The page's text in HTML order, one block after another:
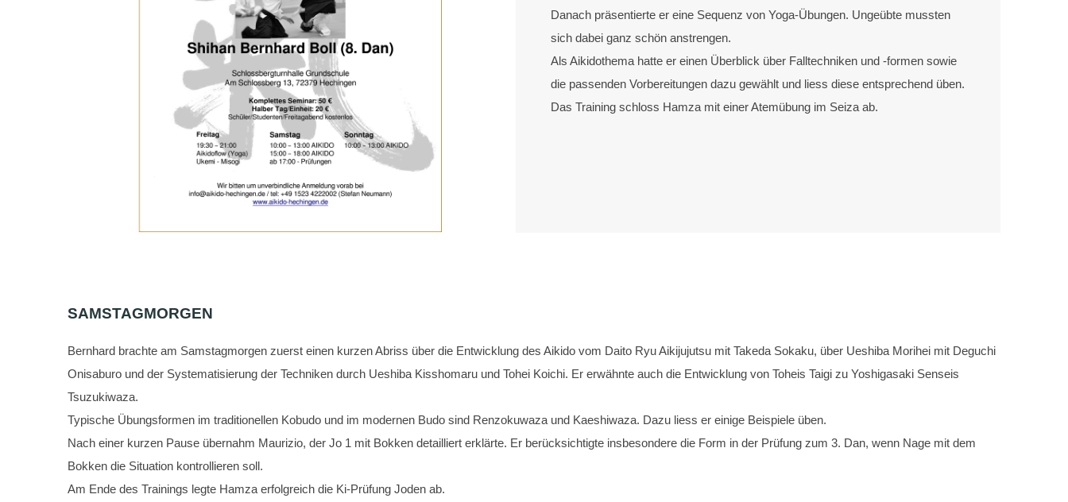
Danach präsentierte er eine Sequenz von Yoga-Übungen. Ungeübte mussten
sich dabei ganz schön anstrengen.
Als Aikidothema hatte er einen Überblick über Falltechniken und -formen sowie
die passenden Vorbereitungen dazu gewählt und liess diese entsprechend üben.
Das Training schloss Hamza mit einer Atemübung im Seiza ab.
SAMSTAGMORGEN
Bernhard brachte am Samstagmorgen zuerst einen kurzen Abriss über die Entwicklung des Aikido vom Daito Ryu Aikijujutsu mit Takeda Sokaku, über Ueshiba Morihei mit Deguchi
Onisaburo und der Systematisierung der Techniken durch Ueshiba Kisshomaru und Tohei Koichi. Er erwähnte auch die Entwicklung von Toheis Taigi zu Yoshigasaki Senseis
Tsuzukiwaza.
Typische Übungsformen im traditionellen Kobudo und im modernen Budo sind Renzokuwaza und Kaeshiwaza. Dazu liess er einige Beispiele üben.
Nach einer kurzen Pause übernahm Maurizio, der Jo 1 mit Bokken detailliert erklärte. Er berücksichtigte insbesondere die Form in der Prüfung zum 3. Dan, wenn Nage mit dem
Bokken die Situation kontrollieren soll.
Am Ende des Trainings legte Hamza erfolgreich die Ki-Prüfung Joden ab.